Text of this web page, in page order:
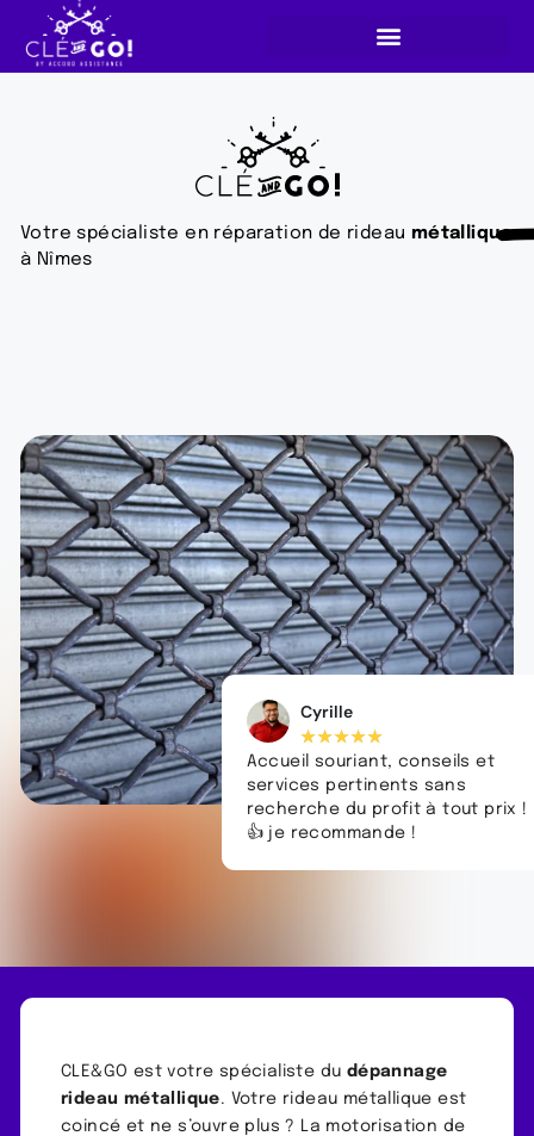
Votre spécialiste en réparation de rideau métallique
à Nîmes
Cyrille
★★★★★
Accueil souriant, conseils et
services pertinents sans
recherche du profit à tout prix !
👍 je recommande !
CLE&GO est votre spécialiste du dépannage
rideau métallique. Votre rideau métallique est
coincé et ne s’ouvre plus ? La motorisation de